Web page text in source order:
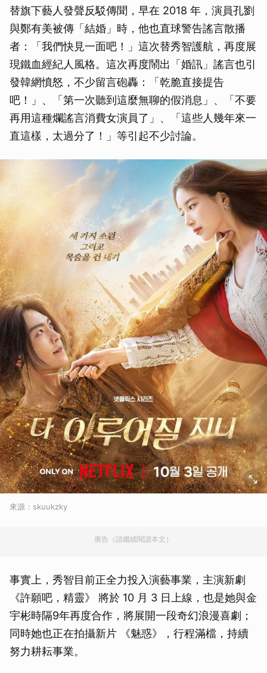
替旗下藝人發聲反駁傳聞，早在 2018 年，演員孔劉
與鄭有美被傳「結婚」時，他也直球警告謠言散播
者：「我們快見一面吧！」這次替秀智護航，再度展
現鐵血經紀人風格。這次再度鬧出「婚訊」謠言也引
發韓網憤怒，不少留言砲轟：「乾脆直接提告
吧！」、「第一次聽到這麼無聊的假消息」、「不要
再用這種爛謠言消費女演員了」、「這些人幾年來一
直這樣，太過分了！」等引起不少討論。
來源：skuukzky
廣告（請繼續閱讀本文）
事實上，秀智目前正全力投入演藝事業，主演新劇
《許願吧，精靈》 將於 10 月 3 日上線，也是她與金
宇彬時隔9年再度合作，將展開一段奇幻浪漫喜劇；
同時她也正在拍攝新片 《魅惑》，行程滿檔，持續
努力耕耘事業。